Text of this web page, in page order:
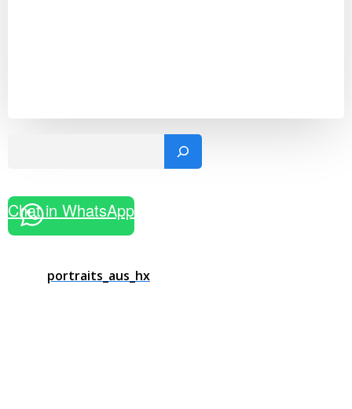
Chat in WhatsApp
portraits_aus_hx